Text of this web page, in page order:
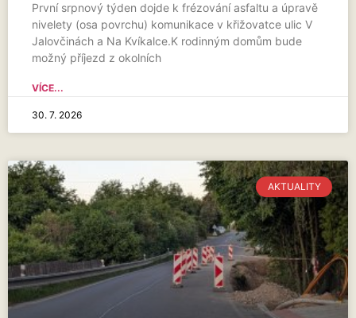
První srpnový týden dojde k frézování asfaltu a úpravě
nivelety (osa povrchu) komunikace v křižovatce ulic V
Jalovčinách a Na Kvíkalce.K rodinným domům bude
možný příjezd z okolních
VÍCE...
30. 7. 2026
AKTUALITY